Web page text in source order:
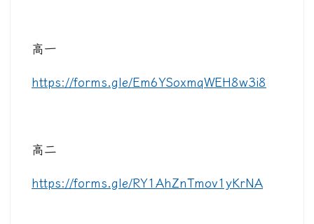
高一
https://forms.gle/Em6YSoxmqWEH8w3i8
高二
https://forms.gle/RY1AhZnTmov1yKrNA